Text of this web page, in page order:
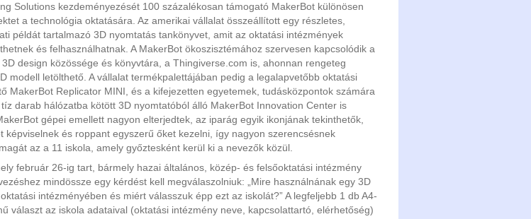
Solutions kezdeményezését 100 százalékosan támogató MakerBot különösen
a technológia oktatására. Az amerikai vállalat összeállított egy részletes,
példát tartalmazó 3D nyomtatás tankönyvet, amit az oktatási intézmények
és felhasználhatnak. A MakerBot ökoszisztémához szervesen kapcsolódik a
design közössége és könyvtára, a Thingiverse.com is, ahonnan rengeteg
modell letölthető. A vállalat termékpalettájában pedig a legalapvetőbb oktatási
MakerBot Replicator MINI, és a kifejezetten egyetemek, tudásközpontok számára
darab hálózatba kötött 3D nyomtatóból álló MakerBot Innovation Center is
gépei emellett nagyon elterjedtek, az iparág egyik ikonjának tekinthetők,
képviselnek és roppant egyszerű őket kezelni, így nagyon szerencsésnek
az a 11 iskola, amely győztesként kerül ki a nevezők közül.
február 26-ig tart, bármely hazai általános, közép- és felsőoktatási intézmény
mindössze egy kérdést kell megválaszolniuk: „Mire használnának egy 3D
intézményében és miért válasszuk épp ezt az iskolát?” A legfeljebb 1 db A4-
választ az iskola adataival (oktatási intézmény neve, kapcsolattartó, elérhetőség)